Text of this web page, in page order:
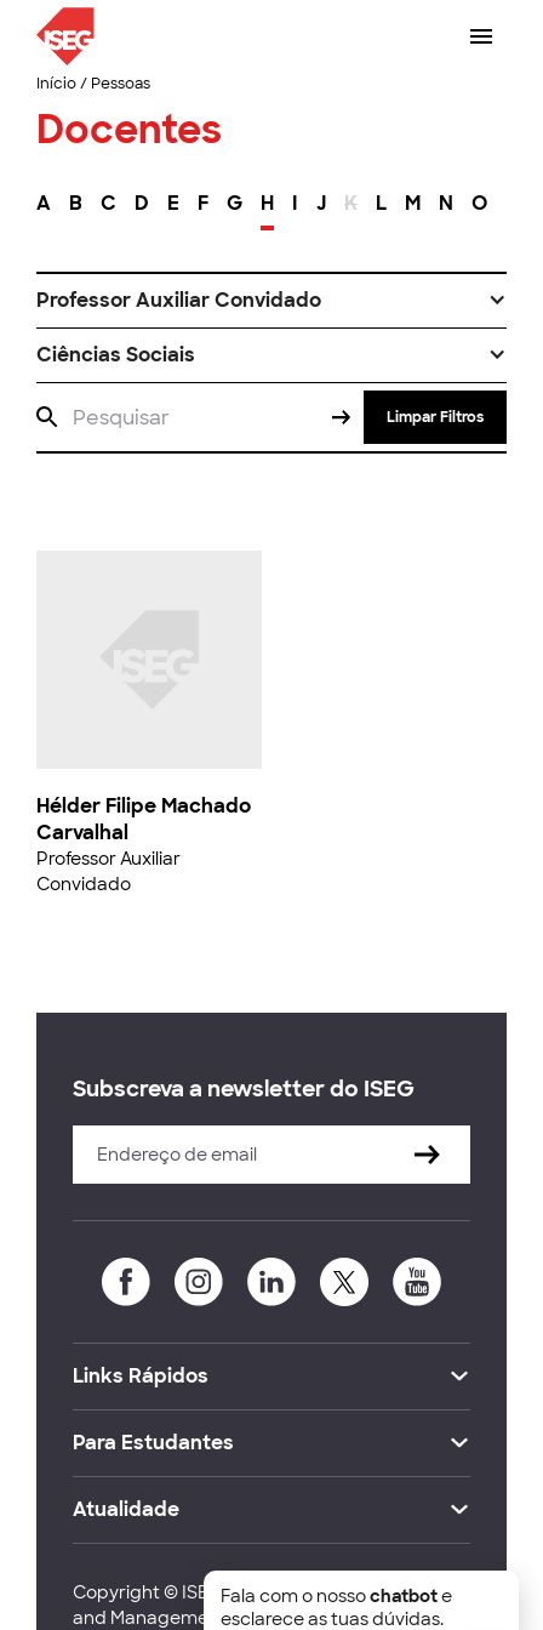
Início/ Pessoas
Docentes
A B C D E F G H I J K L M N O
Professor Auxiliar Convidado
Ciências Sociais
Limpar Filtros
Hélder Filipe Machado
Carvalhal
Professor Auxiliar
Convidado
Subscreva a newsletter do ISEG
Links Rápidos
Para Estudantes
Atualidade
Copyright © ISEG Lisbon School of Economics
and Management 2026
Fala com o nossochatbote
esclarece as tuas dúvidas.